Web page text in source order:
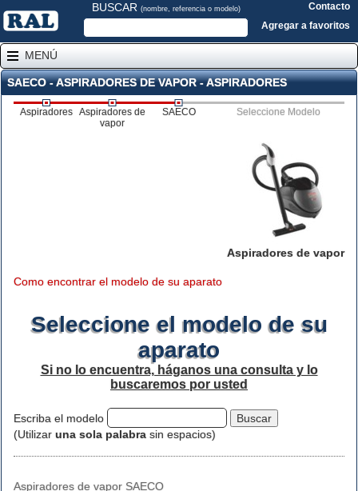
BUSCAR (nombre, referencia o modelo)
Contacto
Agregar a favoritos
MENÚ
SAECO - ASPIRADORES DE VAPOR - ASPIRADORES
Aspiradores Aspiradores de
vapor
SAECO Seleccione Modelo
Aspiradores de vapor
Como encontrar el modelo de su aparato
Seleccione el modelo de su
aparato
Si no lo encuentra, háganos una consulta y lo
buscaremos por usted
Escriba el modelo
(Utilizar una sola palabra sin espacios)
Aspiradores de vapor SAECO